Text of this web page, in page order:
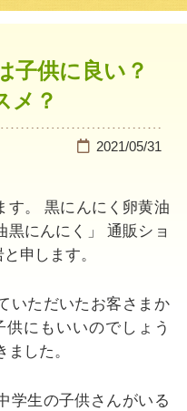
子供に良い？
メ？
2021/05/31
。
黒にんにく卵黄油
にんにく」
通販ショ
申します。
いただいたお客さまか
にもいいのでしょう
した。
学生の子供さんがいる